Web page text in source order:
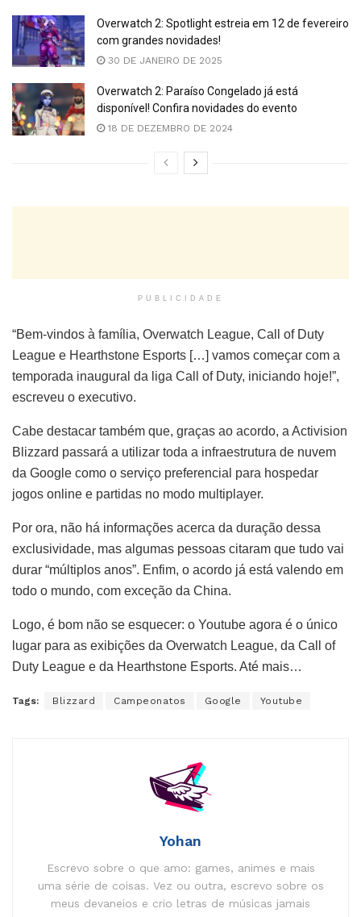
Overwatch 2: Spotlight estreia em 12 de fevereiro
com grandes novidades!
30 DE JANEIRO DE 2025
Overwatch 2: Paraíso Congelado já está
disponível! Confira novidades do evento
18 DE DEZEMBRO DE 2024
PUBLICIDADE
“Bem-vindos à família, Overwatch League, Call of Duty
League e Hearthstone Esports […] vamos começar com a
temporada inaugural da liga Call of Duty, iniciando hoje!”,
escreveu o executivo.
Cabe destacar também que, graças ao acordo, a Activision
Blizzard passará a utilizar toda a infraestrutura de nuvem
da Google como o serviço preferencial para hospedar
jogos online e partidas no modo multiplayer.
Por ora, não há informações acerca da duração dessa
exclusividade, mas algumas pessoas citaram que tudo vai
durar “múltiplos anos”. Enfim, o acordo já está valendo em
todo o mundo, com exceção da China.
Logo, é bom não se esquecer: o Youtube agora é o único
lugar para as exibições da Overwatch League, da Call of
Duty League e da Hearthstone Esports. Até mais…
Tags: Blizzard Campeonatos Google Youtube
Yohan
Escrevo sobre o que amo: games, animes e mais
uma série de coisas. Vez ou outra, escrevo sobre os
meus devaneios e crio letras de músicas jamais